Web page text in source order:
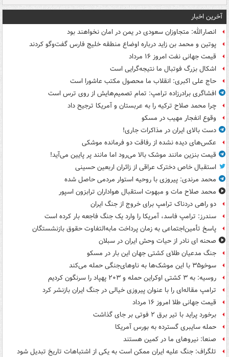
آخرین اخبار
انصارالله: متجاوزان سعودی در یمن در امان نخواهند بود
پوتین و محمد بن زاید درباره اوضاع منطقه خلیج فارس گفت‌وگو کردند
قیمت جهانی نفت امروز ۱۶ مرداد
اشکال بزرگ فوتبال ما نتیجه‌گرایی است
حاج علی اکبری: انقلاب ما محصول مکتب عاشورا است
افشاگری برادرزاده ترامپ: تمام تصمیم‌هایش از روی ترس است
چرا محمد صلاح ترکیه را به عربستان و آمریکا ترجیح داد
وقوع انفجار مهیب در مسکو
دست بالای ایران در مذاکرات جاری!
عکس‌های دیده نشده از رفاقت دو فرمانده‌ موشکی
قیمت بنزین مانند موشک بالا می‌رود اما مانند پر پایین می‌آید!
استقبال خاص دخترک عراقی از زائران اربعین حسینی
محمد مرندی: پیروزی با روحیه استوار مردمی حاصل شده
محمد صلاح مات و مبهوت استقبال هواداران ترابزون اسپور
دو راهی دردناک ترامپ برای خروج از جنگ ایران
سندرز: ترامپ فاسد، آمریکا را وارد یک جنگ فاجعه بار کرده است
پاسخ تأمین‌اجتماعی به زمان پرداخت مابه‌التفاوت حقوق بازنشستگان
صحنه ای نادر از حیات وحش ایران در سبلان
جنگ مدعیان طلای کشتی جهان این بار در مسکو
سوخو۳۵ با این موشک‌ها به ناوهای‌جنگی حمله می‌کند
روسیه: به ۳ کشتی اوکراین حمله و ۲۰۳ پهپاد را سرنگون کردیم
ترامپ مقاله‌ای را با عنوان پیروزی خیالی در جنگ ایران بازنشر کرد
قیمت جهانی طلا امروز ۱۶ مرداد
برخورد پراید با تیر برق ۲ فوتی بر جای گذاشت
حمله سایبری گسترده به بورس آمریکا
صنعا: نیروهای ما در کمین‌ هستند
تلگراف: جنگ علیه ایران ممکن است به یکی از اشتباهات تاریخ تبدیل شود